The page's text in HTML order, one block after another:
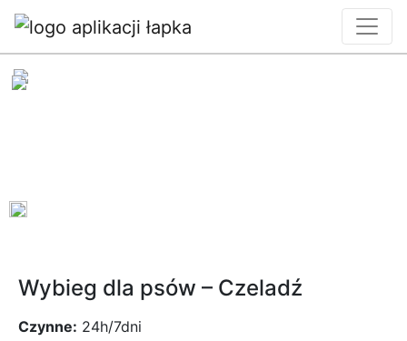
Wybieg dla psów – Czeladź
Czynne: 24h/7dni